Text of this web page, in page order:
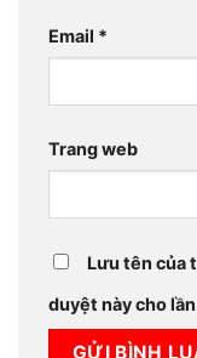
Email *
Trang web
Lưu tên của
duyệt này cho